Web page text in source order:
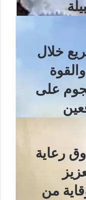
خلال
على
رعاية
من